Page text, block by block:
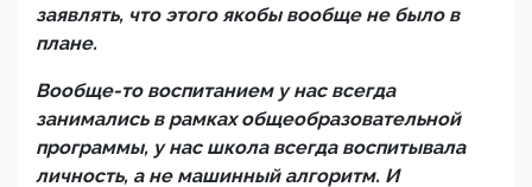
заявлять, что этого якобы вообще не было в
плане.
Вообще-то воспитанием у нас всегда
занимались в рамках общеобразовательной
программы, у нас школа всегда воспитывала
личность, а не машинный алгоритм. И